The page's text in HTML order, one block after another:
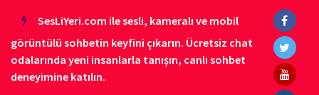
SesLiYeri.com ile sesli, kameralı ve mobil
görüntülü sohbetin keyfini çıkarın. Ücretsiz chat
odalarında yeni insanlarla tanışın, canlı sohbet
deneyimine katılın.